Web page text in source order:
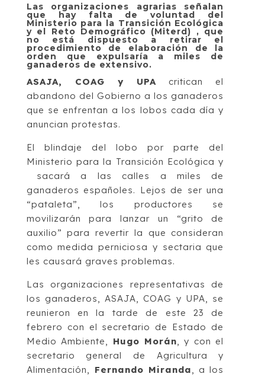
Las organizaciones agrarias señalan
que hay falta de voluntad del
Ministerio para la Transición Ecológica
y el Reto Demográfico (Miterd) , que
no está dispuesto a retirar el
procedimiento de elaboración de la
orden que expulsaría a miles de
ganaderos de extensivo.
ASAJA, COAG y UPA critican el
abandono del Gobierno a los ganaderos
que se enfrentan a los lobos cada día y
anuncian protestas.
El blindaje del lobo por parte del
Ministerio para la Transición Ecológica y
sacará a las calles a miles de
ganaderos españoles. Lejos de ser una
“pataleta”, los productores se
movilizarán para lanzar un “grito de
auxilio” para revertir la que consideran
como medida perniciosa y sectaria que
les causará graves problemas.
Las organizaciones representativas de
los ganaderos, ASAJA, COAG y UPA, se
reunieron en la tarde de este 23 de
febrero con el secretario de Estado de
Medio Ambiente, Hugo Morán, y con el
secretario general de Agricultura y
Alimentación, Fernando Miranda, a los